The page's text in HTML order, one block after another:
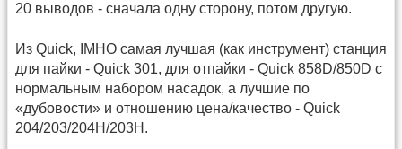
20 выводов - сначала одну сторону, потом другую.
Из Quick, IMHO самая лучшая (как инструмент) станция
для пайки - Quick 301, для отпайки - Quick 858D/850D с
нормальным набором насадок, а лучшие по
«дубовости» и отношению цена/качество - Quick
204/203/204H/203H.